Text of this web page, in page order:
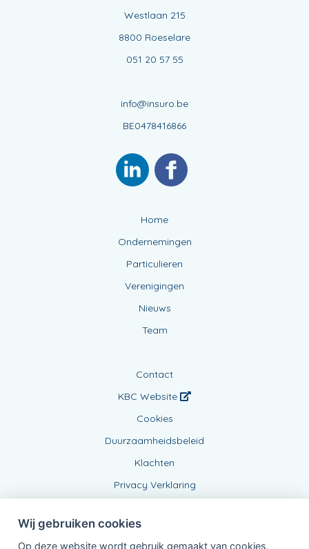
Westlaan 215
8800 Roeselare
051 20 57 55
info@insuro.be
BE0478416866
Home
Ondernemingen
Particulieren
Verenigingen
Nieuws
Team
Contact
KBC Website
Cookies
Duurzaamheidsbeleid
Klachten
Privacy Verklaring
Wij gebruiken cookies
Op deze website wordt gebruik gemaakt van cookies,